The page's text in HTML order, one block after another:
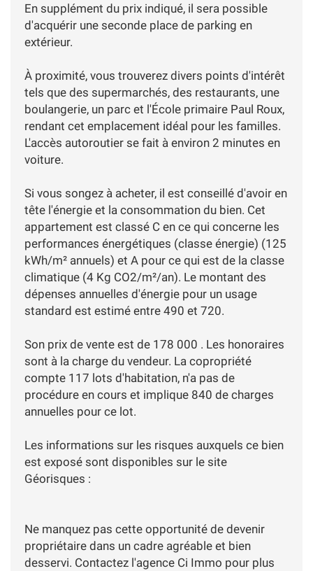
En supplément du prix indiqué, il sera possible
d'acquérir une seconde place de parking en
extérieur.
À proximité, vous trouverez divers points d'intérêt
tels que des supermarchés, des restaurants, une
boulangerie, un parc et l'École primaire Paul Roux,
rendant cet emplacement idéal pour les familles.
L'accès autoroutier se fait à environ 2 minutes en
voiture.
Si vous songez à acheter, il est conseillé d'avoir en
tête l'énergie et la consommation du bien. Cet
appartement est classé C en ce qui concerne les
performances énergétiques (classe énergie) (125
kWh/m² annuels) et A pour ce qui est de la classe
climatique (4 Kg CO2/m²/an). Le montant des
dépenses annuelles d'énergie pour un usage
standard est estimé entre 490 et 720.
Son prix de vente est de 178 000 . Les honoraires
sont à la charge du vendeur. La copropriété
compte 117 lots d'habitation, n'a pas de
procédure en cours et implique 840 de charges
annuelles pour ce lot.
Les informations sur les risques auxquels ce bien
est exposé sont disponibles sur le site
Géorisques :
Ne manquez pas cette opportunité de devenir
propriétaire dans un cadre agréable et bien
desservi. Contactez l'agence Ci Immo pour plus